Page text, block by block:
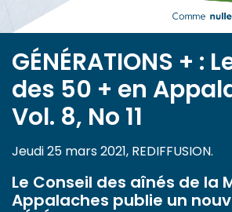
GÉNÉRATIONS + :
des 50 + en
Vol. 8, No 11
Jeudi 25 mars 2021, REDIFFUSION.
Le Conseil des aînés de la
Appalaches publie un